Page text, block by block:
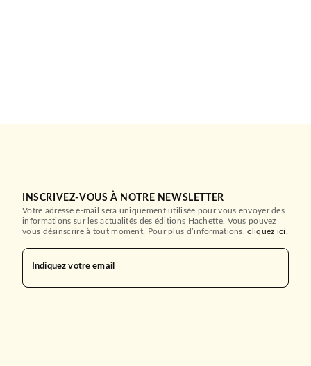
INSCRIVEZ-VOUS À NOTRE NEWSLETTER
Votre adresse e-mail sera uniquement utilisée pour vous envoyer des
informations sur les actualités des éditions Hachette. Vous pouvez
vous désinscrire à tout moment. Pour plus d’informations,cliquez ici
Indiquez votre email